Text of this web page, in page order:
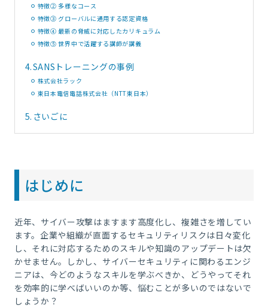
特徴② 多様なコース
特徴③ グローバルに通用する認定資格
特徴④ 最新の脅威に対応したカリキュラム
特徴⑤ 世界中で活躍する講師が講義
4.SANSトレーニングの事例
株式会社ラック
東日本電信電話株式会社（NTT東日本）
5. さいごに
はじめに
近年、サイバー攻撃はますます高度化し、複雑さを増してい
ます。企業や組織が直面するセキュリティリスクは日々変化
し、それに対応するためのスキルや知識のアップデートは欠
かせません。しかし、サイバーセキュリティに関わるエンジ
ニアは、今どのようなスキルを学ぶべきか、どうやってそれ
を効率的に学べばいいのか等、悩むことが多いのではないで
しょうか？